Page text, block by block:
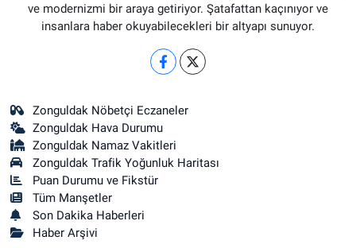
ve modernizmi bir araya getiriyor. Şatafattan kaçınıyor ve
insanlara haber okuyabilecekleri bir altyapı sunuyor.
Zonguldak Nöbetçi Eczaneler
Zonguldak Hava Durumu
Zonguldak Namaz Vakitleri
Zonguldak Trafik Yoğunluk Haritası
Puan Durumu ve Fikstür
Tüm Manşetler
Son Dakika Haberleri
Haber Arşivi